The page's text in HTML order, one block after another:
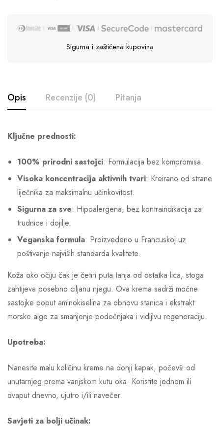
Sigurna i zaštićena kupovina
Opis Recenzije (0) Pitanja
Ključne prednosti:
100% prirodni sastojci: Formulacija bez kompromisa.
Visoka koncentracija aktivnih tvari: Kreirano od strane
liječnika za maksimalnu učinkovitost.
Sigurna za sve: Hipoalergena, bez kontraindikacija za
trudnice i dojilje.
Veganska formula: Proizvedeno u Francuskoj uz
poštivanje najviših standarda kvalitete.
Koža oko očiju čak je četiri puta tanja od ostatka lica, stoga
zahtijeva posebno ciljanu njegu. Ova krema sadrži moćne
sastojke poput aminokiselina za obnovu stanica i ekstrakt
morske alge za smanjenje podočnjaka i vidljivu regeneraciju.
Upotreba:
Nanesite malu količinu kreme na donji kapak, počevši od
unutarnjeg prema vanjskom kutu oka. Koristite jednom ili
dvaput dnevno, ujutro i/ili navečer.
Savjeti za bolji učinak: